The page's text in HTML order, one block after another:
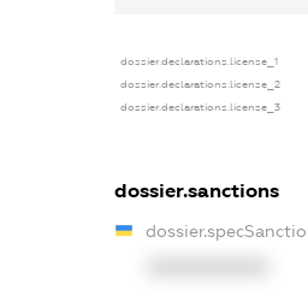
dossier.declarations.license_1
dossier.declarations.license_2
dossier.declarations.license_3
dossier.sanctions